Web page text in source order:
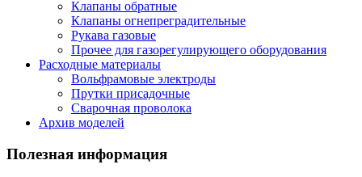
Клапаны обратные
Клапаны огнепреградительные
Рукава газовые
Прочее для газорегулирующего оборудования
Расходные материалы
Вольфрамовые электроды
Прутки присадочные
Сварочная проволока
Архив моделей
Полезная информация